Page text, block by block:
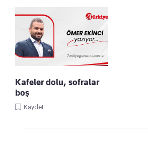
Kafeler dolu, sofralar
boş
Kaydet